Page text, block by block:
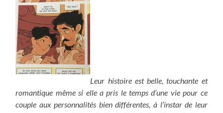
Leur histoire est belle, touchante et
romantique même si elle a pris le temps d’une vie pour ce
couple aux personnalités bien différentes, à l’instar de leur